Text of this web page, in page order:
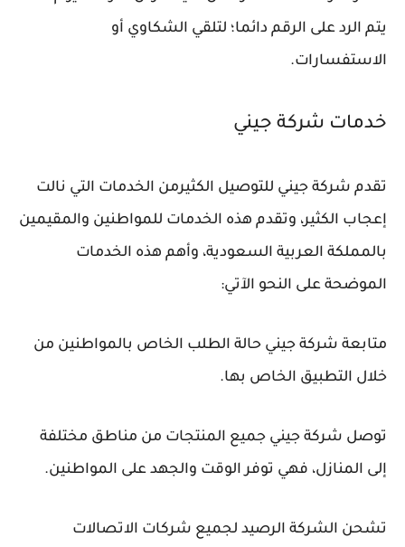
يتم الرد على الرقم دائما؛ لتلقي الشكاوي أو
الاستفسارات.
خدمات شركة جيني
تقدم شركة جيني للتوصيل الكثيرمن الخدمات التي نالت
إعجاب الكثير، وتقدم هذه الخدمات للمواطنين والمقيمين
بالمملكة العربية السعودية، وأهم هذه الخدمات
الموضحة على النحو الآتي:
متابعة شركة جيني حالة الطلب الخاص بالمواطنين من
خلال التطبيق الخاص بها.
توصل شركة جيني جميع المنتجات من مناطق مختلفة
إلى المنازل، فهي توفر الوقت والجهد على المواطنين.
تشحن الشركة الرصيد لجميع شركات الاتصالات